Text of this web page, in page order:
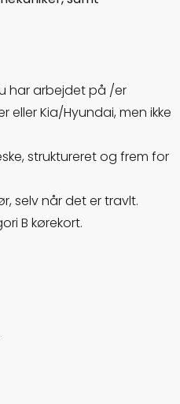
har arbejdet på /er
eller Kia/Hyundai, men ikke
struktureret og frem for
selv når det er travlt.
B kørekort.